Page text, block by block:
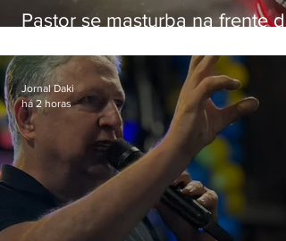
Pastor se masturba na frente de
Jornal Daki
há 2 horas